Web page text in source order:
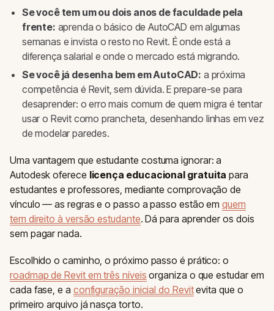
Se você tem um ou dois anos de faculdade pela
frente: aprenda o básico de AutoCAD em algumas
semanas e invista o resto no Revit. É onde está a
diferença salarial e onde o mercado está migrando.
Se você já desenha bem em AutoCAD: a próxima
competência é Revit, sem dúvida. E prepare-se para
desaprender: o erro mais comum de quem migra é tentar
usar o Revit como prancheta, desenhando linhas em vez
de modelar paredes.
Uma vantagem que estudante costuma ignorar: a
Autodesk oferece licença educacional gratuita para
estudantes e professores, mediante comprovação de
vínculo — as regras e o passo a passo estão emquem
tem direito à versão estudante. Dá para aprender os dois
sem pagar nada.
Escolhido o caminho, o próximo passo é prático: o
roadmap de Revit em três níveis organiza o que estudar em
cada fase, e a configuração inicial do Revitevita que o
primeiro arquivo já nasça torto.